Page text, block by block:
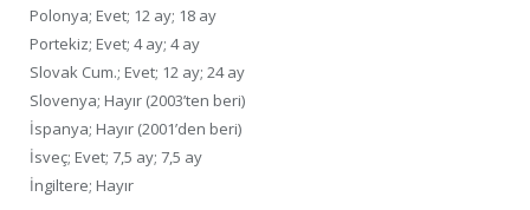
Polonya; Evet; 12 ay; 18 ay
Portekiz; Evet; 4 ay; 4 ay
Slovak Cum.; Evet; 12 ay; 24 ay
Slovenya; Hayır (2003’ten beri)
İspanya; Hayır (2001’den beri)
İsveç; Evet; 7,5 ay; 7,5 ay
İngiltere; Hayır